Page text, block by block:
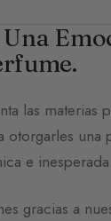
las materias
otorgarles una
e inesperada.
gracias a